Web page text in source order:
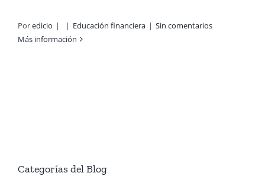
Poredicio | | Educación financiera | Sin comentarios
Más información
Categorías del Blog